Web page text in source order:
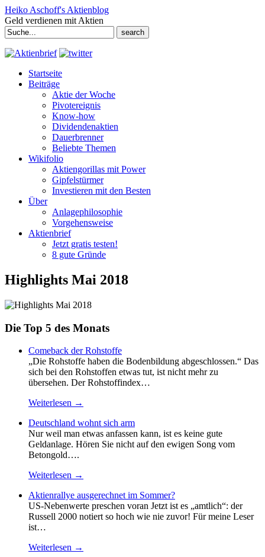
Heiko Aschoff's Aktienblog
Geld verdienen mit Aktien
Search
for:
Startseite
Beiträge
Aktie der Woche
Pivotereignis
Know-how
Dividendenaktien
Dauerbrenner
Beliebte Themen
Wikifolio
Aktiengorillas mit Power
Gipfelstürmer
Investieren mit den Besten
Über
Anlagephilosophie
Vorgehensweise
Aktienbrief
Jetzt gratis testen!
8 gute Gründe
Highlights Mai 2018
Die Top 5 des Monats
Comeback der Rohstoffe
„Die Rohstoffe haben die Bodenbildung abgeschlossen.“ Das
sich bei den Rohstoffen etwas tut, ist nicht mehr zu
übersehen. Der Rohstoffindex…
Weiterlesen →
Deutschland wohnt sich arm
Nur weil man etwas anfassen kann, ist es keine gute
Geldanlage. Hören Sie nicht auf den ewigen Song vom
Betongold….
Weiterlesen →
Aktienrallye ausgerechnet im Sommer?
US-Nebenwerte preschen voran Jetzt ist es „amtlich“: der
Russell 2000 notiert so hoch wie nie zuvor! Für meine Leser
ist…
Weiterlesen →